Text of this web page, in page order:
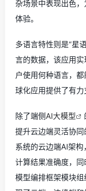
杂场景中表现出色
体验。
多语言特性则是“星
言的数据，该应用
户使用何种语言，
球化应用提供了有力
除了端侧AI大模型
提升云边端灵活协
系统的云边端AI架
计算结果准确度，同
模型编排框架模块